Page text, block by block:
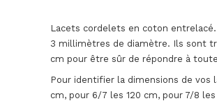
Lacets cordelets en coton
3 millimètres de diamètre. Ils sont
cm pour être sûr de répondre à
Pour identifier la dimensions de vos
cm, pour 6/7 les 120 cm, pour 7/8